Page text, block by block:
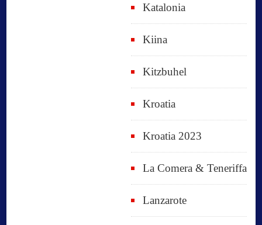
Katalonia
Kiina
Kitzbuhel
Kroatia
Kroatia 2023
La Comera & Teneriffa
Lanzarote